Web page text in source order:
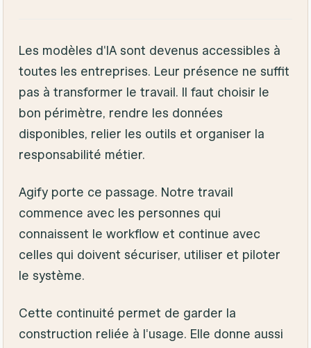
Les modèles d'IA sont devenus accessibles à
toutes les entreprises. Leur présence ne suffit
pas à transformer le travail. Il faut choisir le
bon périmètre, rendre les données
disponibles, relier les outils et organiser la
responsabilité métier.
Agify porte ce passage. Notre travail
commence avec les personnes qui
connaissent le workflow et continue avec
celles qui doivent sécuriser, utiliser et piloter
le système.
Cette continuité permet de garder la
construction reliée à l'usage. Elle donne aussi